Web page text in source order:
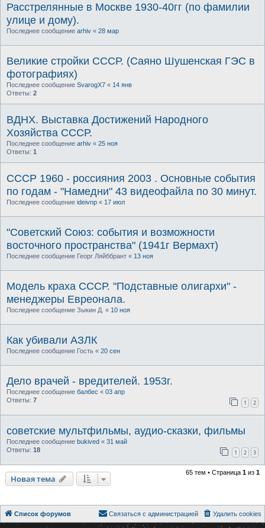
Расстрелянные в Москве 1930-40гг (по фамилии
улице и дому).
Последнее сообщение arhiv « 28 мар
Великие стройки СССР. (Саяно Шушенская ГЭС в
фотографиях)
Последнее сообщение SvarogX7 « 14 янв
Ответы: 2
ВДНХ. Выставка Достижений Народного
Хозяйства СССР.
Последнее сообщение arhiv « 25 ноя
Ответы: 1
СССР 1960 - россияния 2003 . Основные события
по годам - "Намедни" 43 видеофайла по 30 минут.
Последнее сообщение ideivnp « 17 июл
"Советский Союз: события и возможности
восточного пространства" (1941г Вермахт)
Последнее сообщение Георг Ляйббрант « 13 ноя
Модель краха СССР. "Подставные олигархи" -
менеджеры Евреонала.
Последнее сообщение Зыкин Д. « 10 ноя
Как убивали АЗЛК
Последнее сообщение Гость « 20 сен
Дело врачей - вредителей. 1953г.
Последнее сообщение балбес « 03 апр
Ответы: 7 1 2
советские мультфильмы, аудио-сказки, фильмы
Последнее сообщение bukived « 31 май
Ответы: 18 1 2 3
Новая тема
65 тем • Страница 1 из 1
Список форумов Удалить cookies
Связаться с администрацией